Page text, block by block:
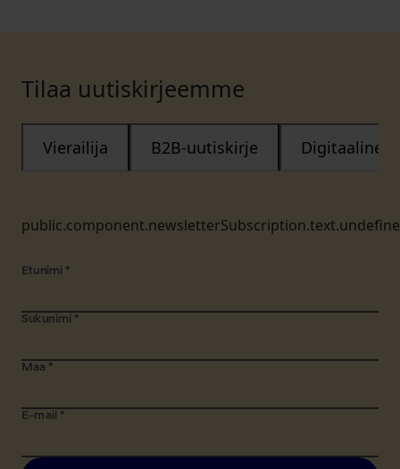
Tilaa uutiskirjeemme
Vierailija B2B-uutiskirje Digitaalinen
Etunimi *
Sukunimi *
Maa *
E-mail *